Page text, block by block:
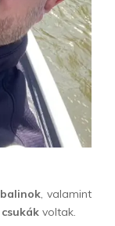
balinok, valamint
csukák voltak.